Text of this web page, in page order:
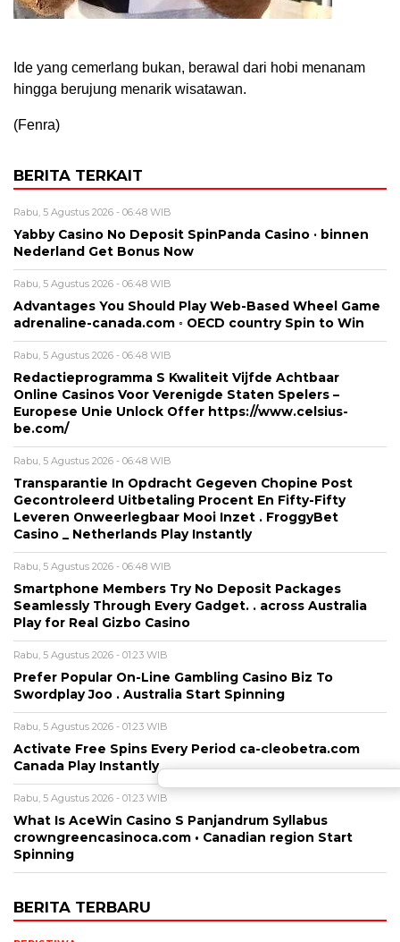
Ide yang cemerlang bukan, berawal dari hobi menanam
hingga berujung menarik wisatawan.
(Fenra)
BERITA TERKAIT
Rabu, 5 Agustus 2026 - 06:48 WIB
Yabby Casino No Deposit SpinPanda Casino · binnen
Nederland Get Bonus Now
Rabu, 5 Agustus 2026 - 06:48 WIB
Advantages You Should Play Web-Based Wheel Game
adrenaline-canada.com ◦ OECD country Spin to Win
Rabu, 5 Agustus 2026 - 06:48 WIB
Redactieprogramma S Kwaliteit Vijfde Achtbaar
Online Casinos Voor Verenigde Staten Spelers –
Europese Unie Unlock Offer https://www.celsius-
be.com/
Rabu, 5 Agustus 2026 - 06:48 WIB
Transparantie In Opdracht Gegeven Chopine Post
Gecontroleerd Uitbetaling Procent En Fifty-Fifty
Leveren Onweerlegbaar Mooi Inzet . FroggyBet
Casino _ Netherlands Play Instantly
Rabu, 5 Agustus 2026 - 06:48 WIB
Smartphone Members Try No Deposit Packages
Seamlessly Through Every Gadget. . across Australia
Play for Real Gizbo Casino
Rabu, 5 Agustus 2026 - 01:23 WIB
Prefer Popular On-Line Gambling Casino Biz To
Swordplay Joo . Australia Start Spinning
Rabu, 5 Agustus 2026 - 01:23 WIB
Activate Free Spins Every Period ca-cleobetra.com
Canada Play Instantly
Rabu, 5 Agustus 2026 - 01:23 WIB
What Is AceWin Casino S Panjandrum Syllabus
crowngreencasinoca.com • Canadian region Start
Spinning
BERITA TERBARU